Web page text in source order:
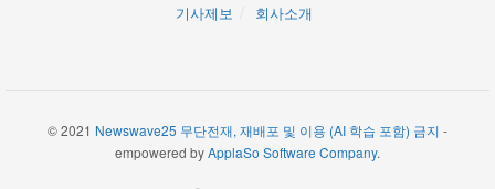
기사제보 회사소개
© 2021 Newswave25 무단전재, 재배포 및 이용 (AI 학습 포함) 금지 -
empowered byApplaSo Software Company.